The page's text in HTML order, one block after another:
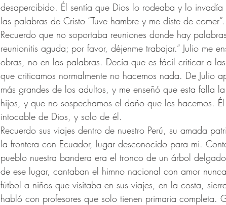
desapercibido. Él sentía que Dios lo rodeaba y lo
las palabras de Cristo “Tuve hambre y me diste de comer”.
Recuerdo que no soportaba reuniones donde hay
reunionitis aguda; por favor, déjenme trabajar.” Julio me
obras, no en las palabras. Decía que es fácil criticar a
que criticamos normalmente no hacemos nada. De Julio
más grandes de los adultos, y me enseñó que esta falla
hijos, y que no sospechamos el daño que les hacemos.
intocable de Dios, y solo de él.
Recuerdo sus viajes dentro de nuestro Perú, su amada
la frontera con Ecuador, lugar desconocido para mí.
pueblo nuestra bandera era el tronco de un árbol
de ese lugar, cantaban el himno nacional con amor
fútbol a niños que visitaba en sus viajes, en la costa,
habló con profesores que solo tienen primaria completa.